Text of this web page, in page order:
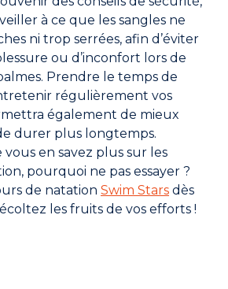
à ce que les sangles ne
ni trop serrées, afin d’éviter
ou d’inconfort lors de
Prendre le temps de
régulièrement vos
également de mieux
durer plus longtemps.
en savez plus sur les
pourquoi ne pas essayer ?
de natation Swim Stars dès
les fruits de vos efforts !